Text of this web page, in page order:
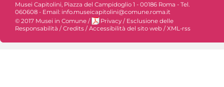
Musei Capitolini, Piazza del Campidoglio 1 - 00186 Roma - Tel.
060608 - Email: info.museicapitolini@comune.roma.it
© 2017 Musei in Comune / Privacy / Esclusione delle
Responsabilità /Credits /Accessibilità del sito web /XML-rss